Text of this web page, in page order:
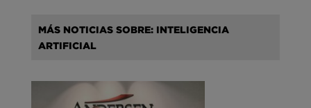
MÁS NOTICIAS SOBRE: INTELIGENCIA
ARTIFICIAL